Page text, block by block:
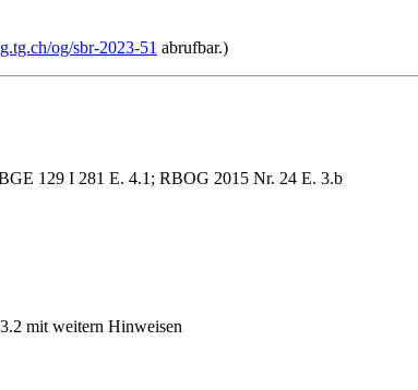
og/sbr-2023-51 abrufbar.)
129 I 281 E. 4.1; RBOG 2015 Nr. 24 E. 3.b
mit weitern Hinweisen